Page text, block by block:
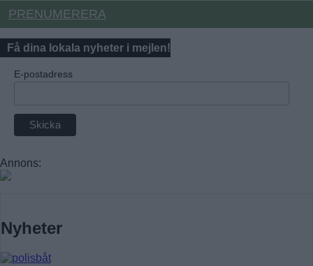
PRENUMERERA
Få dina lokala nyheter i mejlen!
E-postadress
Annons:
Nyheter